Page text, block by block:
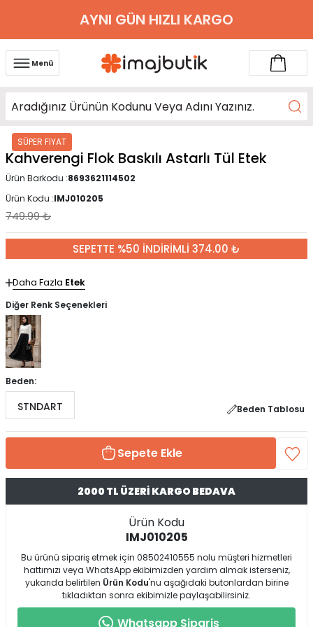
Menü
SÜPER FİYAT
Kahverengi Flok Baskılı Astarlı Tül Etek
Ürün Barkodu :8693621114502
Ürün Kodu :IMJ010205
749.99₺
SEPETTE %50 İNDİRİMLİ 374.00 ₺
Daha Fazla Etek
Diğer Renk Seçenekleri
Beden:
STNDART Beden Tablosu
Sepete Ekle
2000 TL ÜZERİ KARGO BEDAVA
Ürün Kodu
IMJ010205
Bu ürünü sipariş etmek için 08502410555 nolu müşteri hizmetleri
hattımızı veya WhatsApp ekibimizden yardım almak isterseniz,
yukarıda belirtilen Ürün Kodu'nu aşağıdaki butonlardan birine
tıkladıktan sonra ekibimizle paylaşabilirsiniz.
Whatsapp Sipariş